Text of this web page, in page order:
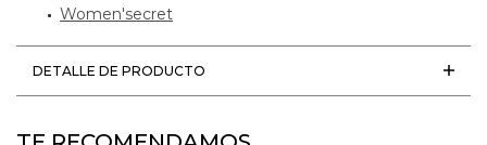
Women'secret
DETALLE DE PRODUCTO